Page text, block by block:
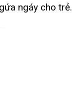
ngáy cho trẻ.